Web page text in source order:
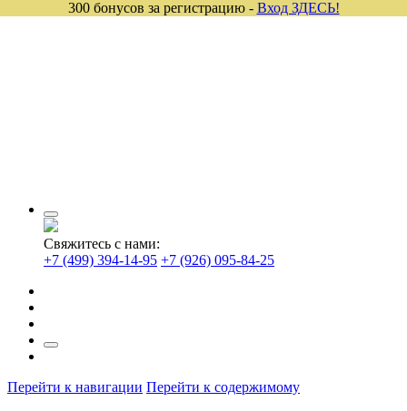
Свяжитесь с нами:
+7 (499) 394-14-95 +7 (926) 095-84-25
Перейти к навигации Перейти к содержимому
300 бонусов за регистрацию - Вход ЗДЕСЬ!